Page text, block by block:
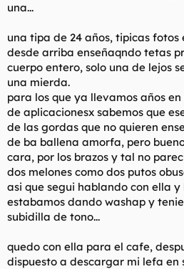
una...
una tipa de 24 años, tipicas fotos
desde arriba enseñaqndo tetas
cuerpo entero, solo una de lejos
una mierda.
para los que ya llevamos años
de aplicacionesx sabemos que
de las gordas que no quieren
de ba ballena amorfa, pero
cara, por los brazos y tal no
dos melones como dos putos
asi que segui hablando con ella y
estabamos dando washap y
subidilla de tono...
quedo con ella para el cafe,
dispuesto a descargar mi lefa en